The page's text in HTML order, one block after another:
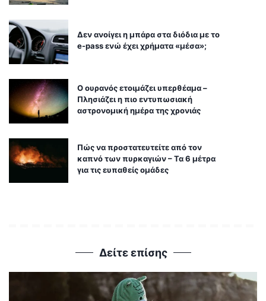
Δεν ανοίγει η μπάρα στα διόδια με το
e-pass ενώ έχει χρήματα «μέσα»;
Ο ουρανός ετοιμάζει υπερθέαμα –
Πλησιάζει η πιο εντυπωσιακή
αστρονομική ημέρα της χρονιάς
Πώς να προστατευτείτε από τον
καπνό των πυρκαγιών – Τα 6 μέτρα
για τις ευπαθείς ομάδες
Δείτε επίσης